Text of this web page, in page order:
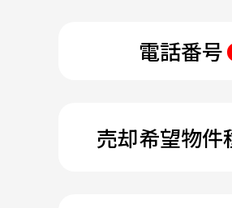
電話番号
売却希望物件